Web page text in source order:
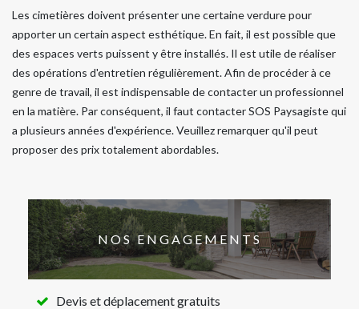
Les cimetières doivent présenter une certaine verdure pour
apporter un certain aspect esthétique. En fait, il est possible que
des espaces verts puissent y être installés. Il est utile de réaliser
des opérations d'entretien régulièrement. Afin de procéder à ce
genre de travail, il est indispensable de contacter un professionnel
en la matière. Par conséquent, il faut contacter SOS Paysagiste qui
a plusieurs années d'expérience. Veuillez remarquer qu'il peut
proposer des prix totalement abordables.
NOS ENGAGEMENTS
Devis et déplacement gratuits